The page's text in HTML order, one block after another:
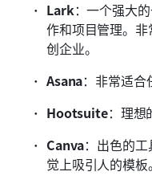
Lark：一个强大
作和项目管理。
创企业。
Asana：非常适合
Hootsuite：理想
Canva：出色的
觉上吸引人的模板。